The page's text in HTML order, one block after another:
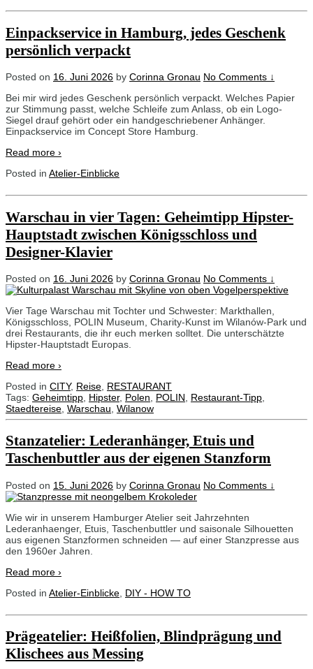
Einpackservice in Hamburg, jedes Geschenk
persönlich verpackt
Posted on 16. Juni 2026 by Corinna Gronau No Comments ↓
Bei mir wird jedes Geschenk persönlich verpackt. Welches Papier
zur Stimmung passt, welche Schleife zum Anlass, ob ein Logo-
Siegel drauf gehört oder ein handgeschriebener Anhänger.
Einpackservice im Concept Store Hamburg.
Read more ›
Posted in Atelier-Einblicke
Warschau in vier Tagen: Geheimtipp Hipster-
Hauptstadt zwischen Königsschloss und
Designer-Klavier
Posted on 16. Juni 2026 by Corinna Gronau No Comments ↓
Vier Tage Warschau mit Tochter und Schwester: Markthallen,
Königsschloss, POLIN Museum, Charity-Kunst im Wilanów-Park und
drei Restaurants, die ihr euch merken solltet. Die unterschätzte
Hipster-Hauptstadt Europas.
Read more ›
Posted in CITY, Reise RESTAURANT
Tags: Geheimtipp Hipster, Polen POLIN Restaurant-Tipp
Staedtereise Warschau Wilanow
Stanzatelier: Lederanhänger, Etuis und
Taschenbuttler aus der eigenen Stanzform
Posted on 15. Juni 2026 by Corinna Gronau No Comments ↓
Wie wir in unserem Hamburger Atelier seit Jahrzehnten
Lederanhaenger, Etuis, Taschenbuttler und saisonale Silhouetten
aus eigenen Stanzformen schneiden — auf einer Stanzpresse aus
den 1960er Jahren.
Read more ›
Posted in Atelier-Einblicke DIY - HOW TO
Prägeatelier: Heißfolien, Blindprägung und
Klischees aus Messing